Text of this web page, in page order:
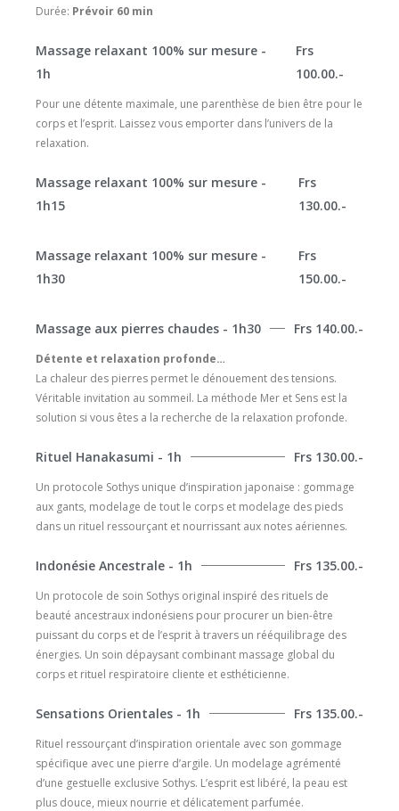
Durée: Prévoir 60 min
Massage relaxant 100% sur mesure -
1h
Frs
100.00.-
Pour une détente maximale, une parenthèse de bien être pour le
corps et l’esprit. Laissez vous emporter dans l’univers de la
relaxation.
Massage relaxant 100% sur mesure -
1h15
Frs
130.00.-
Massage relaxant 100% sur mesure -
1h30
Frs
150.00.-
Massage aux pierres chaudes - 1h30 Frs 140.00.-
Détente et relaxation profonde…
La chaleur des pierres permet le dénouement des tensions.
Véritable invitation au sommeil. La méthode Mer et Sens est la
solution si vous êtes a la recherche de la relaxation profonde.
Rituel Hanakasumi - 1h Frs 130.00.-
Un protocole Sothys unique d’inspiration japonaise : gommage
aux gants, modelage de tout le corps et modelage des pieds
dans un rituel ressourçant et nourrissant aux notes aériennes.
Indonésie Ancestrale - 1h Frs 135.00.-
Un protocole de soin Sothys original inspiré des rituels de
beauté ancestraux indonésiens pour procurer un bien-être
puissant du corps et de l’esprit à travers un rééquilibrage des
énergies. Un soin dépaysant combinant massage global du
corps et rituel respiratoire cliente et esthéticienne.
Sensations Orientales - 1h Frs 135.00.-
Rituel ressourçant d’inspiration orientale avec son gommage
spécifique avec une pierre d’argile. Un modelage agrémenté
d’une gestuelle exclusive Sothys. L’esprit est libéré, la peau est
plus douce, mieux nourrie et délicatement parfumée.